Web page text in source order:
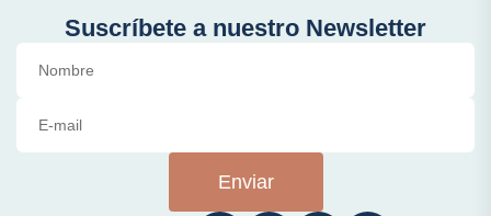
Suscríbete a nuestro Newsletter
Enviar